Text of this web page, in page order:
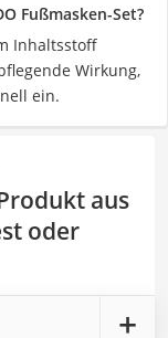
Fußmasken-Set?
Inhaltsstoff
Wirkung,
ein.
aus
oder